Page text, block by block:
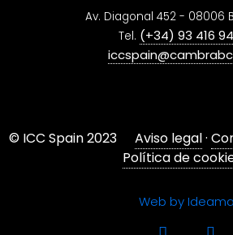
Av. Diagonal 452 - 08006
Tel. (+34) 93 416
© ICC Spain 2023 Aviso legal·
Política de
Web by